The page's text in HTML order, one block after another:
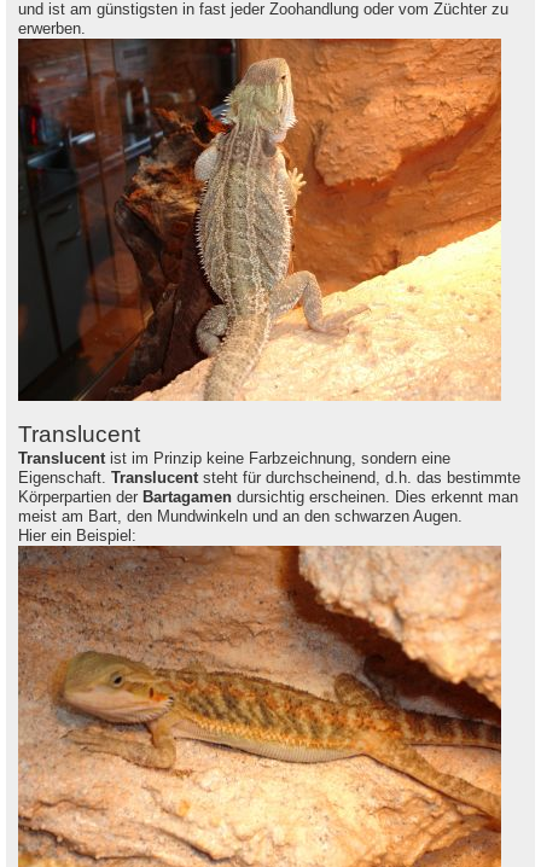
und ist am günstigsten in fast jeder Zoohandlung oder vom Züchter zu
erwerben.
Translucent
Translucentist im Prinzip keine Farbzeichnung, sondern eine
Eigenschaft. Translucentsteht für durchscheinend, d.h. das bestimmte
Körperpartien der Bartagamen dursichtig erscheinen. Dies erkennt man
meist am Bart, den Mundwinkeln und an den schwarzen Augen.
Hier ein Beispiel: